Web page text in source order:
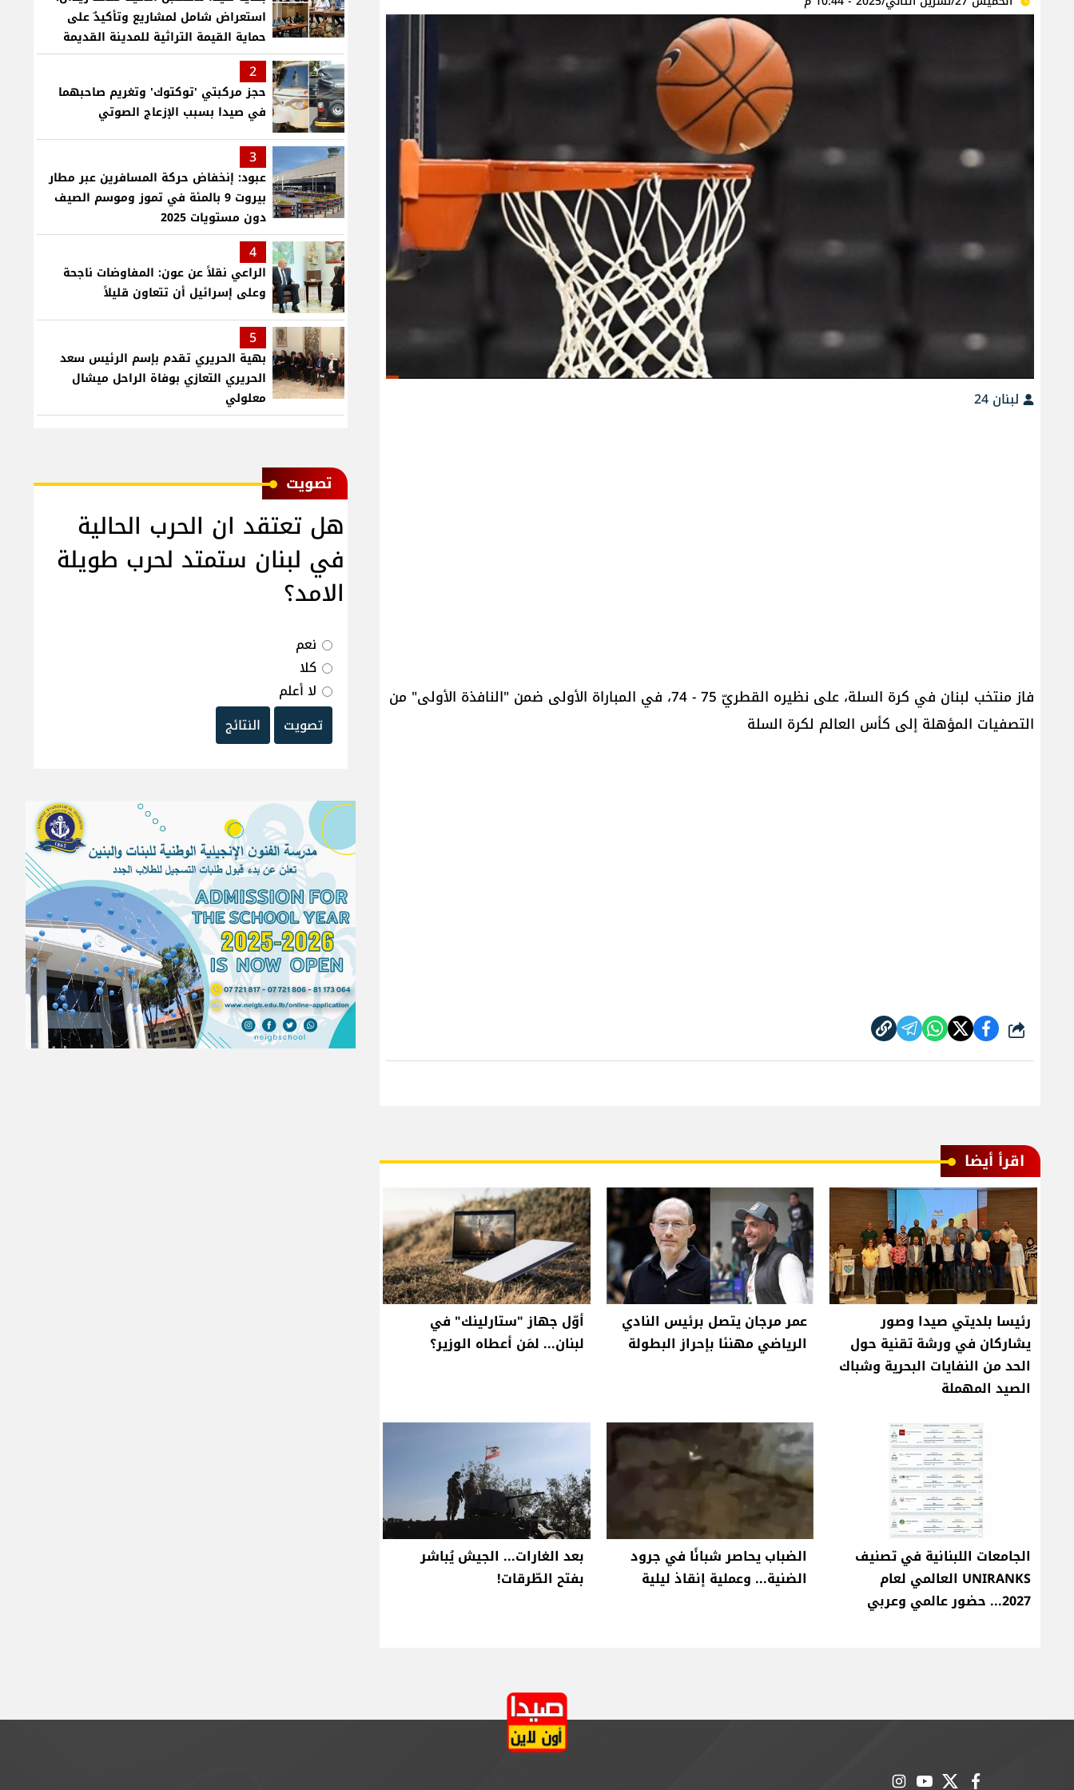
لبنان 24
فاز منتخب لبنان في كرة السلة، على نظيره القطريّ 75 - 74، في المباراة الأولى ضمن "النافذة الأولى" من
التصفيات المؤهلة إلى كأس العالم لكرة السلة
شارك
اقرأ أيضا
رئيسا بلديتي صيدا وصور
يشاركان في ورشة تقنية حول
الحد من النفايات البحرية وشباك
الصيد المهملة
عمر مرجان يتصل برئيس النادي
الرياضي مهنئا بإحراز البطولة
أوّل جهاز "ستارلينك" في
لبنان... لمَن أعطاه الوزير؟
الجامعات اللبنانية في تصنيف
UNIRANKS العالمي لعام
2027... حضور عالمي وعربي
الضباب يحاصر شبانًا في جرود
الضنية... وعملية إنقاذ ليلية
بعد الغارات... الجيش يُباشر
بفتح الطّرقات!
استعراض شامل لمشاريع وتأكيدٌ على
حماية القيمة التراثية للمدينة القديمة
2
حجز مركبتي 'توكتوك' وتغريم صاحبهما
في صيدا بسبب الإزعاج الصوتي
3
عبود: إنخفاض حركة المسافرين عبر مطار
بيروت 9 بالمئة في تموز وموسم الصيف
دون مستويات 2025
4
الراعي نقلاً عن عون: المفاوضات ناجحة
وعلى إسرائيل أن تتعاون قليلاً
5
بهية الحريري تقدم بإسم الرئيس سعد
الحريري التعازي بوفاة الراحل ميشال
معلولي
ﺗﺼﻮﻳﺖ
هل تعتقد ان الحرب الحالية
في لبنان ستمتد لحرب طويلة
الامد؟
نعم
كلا
لا أعلم
تصويت
النتائج